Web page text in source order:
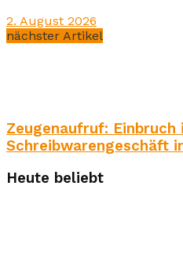
2. August 2026
nächster Artikel
Zeugenaufruf: Einbruch
Schreibwarengeschäft
Heute beliebt